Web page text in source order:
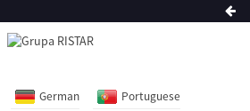
German
Portuguese